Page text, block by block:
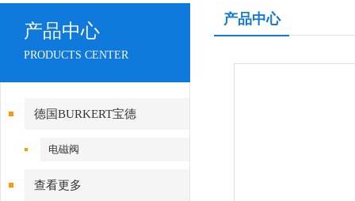
产品中心
PRODUCTS CENTER
德国BURKERT宝德
电磁阀
查看更多
产品中心